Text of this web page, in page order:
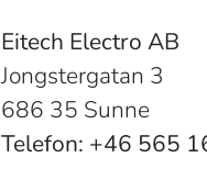
Eitech Electro AB
Jongstergatan 3
686 35 Sunne
Telefon: +46 565